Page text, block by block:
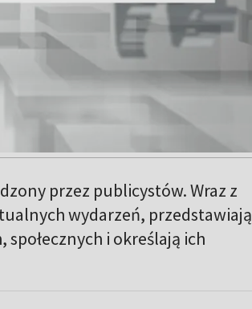
przez publicystów. Wraz z
wydarzeń, przedstawiają
i określają ich